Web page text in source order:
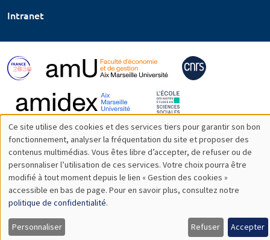
Intranet
Utilisation
des
données
personnelles
et
Ce site utilise des cookies et des services tiers pour garantir son bon
fonctionnement, analyser la fréquentation du site et proposer des
contenus multimédias. Vous êtes libre d’accepter, de refuser ou de
personnaliser l’utilisation de ces services. Votre choix pourra être
modifié à tout moment depuis le lien « Gestion des cookies »
accessible en bas de page. Pour en savoir plus, consultez notre
politique de confidentialité.
Personnaliser Refuser Accepter